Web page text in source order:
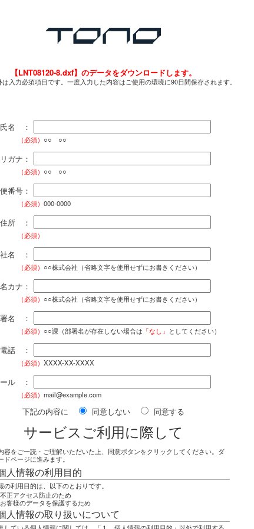
【LNT08120-8.dxf】のデータをダウンロードします。
入力必須項目です。一度入力した内容はご使用の環境に90日間保存されます。
名 ：
（必須） ○○ ○○
ガナ：
（必須） ○○ ○○
番号：
（必須） 000-0000
所 ：
（必須）
名 ：
（必須） ○○株式会社（省略文字を使用せずにお書きください）
カナ：
（必須） ○○株式会社（省略文字を使用せずにお書きください）
名 ：
（必須） ○○課（部署名が存在しない場合は 「なし」 としてください）
話 ：
（必須） XXXX-XX-XXXX
ル ：
（必須） mail@example.com
下記の内容に 同意しない 同意する
サービスご利用に際して
容をご一読・ご理解いただいた上、同意ボタンをクリックしてください。ダ
ドページに進みます。
人情報の利用目的
の利用目的は、以下のとおりです。
不正アクセス防止のため
お客様のデータを保護するため
人情報の取り扱いについて